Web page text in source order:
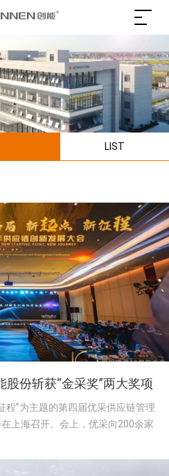
LIST
份斩获“金采奖”两大奖项
程”为主题的第四届优采供应链管理
上海召开。会上，优采向200余家